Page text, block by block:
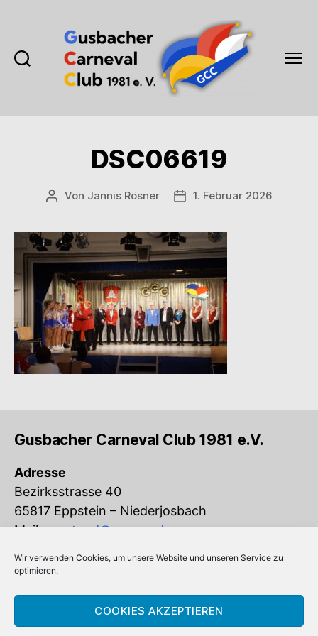
Wir verwenden Cookies, um unsere Website und unseren Service zu
optimieren.
COOKIES AKZEPTIEREN
1981
e.V.
DSC06619
Beitragsautor
Von Jannis Rösner Veröffentlichungsdatum
1. Februar 2026
Gusbacher Carneval Club 1981 e.V.
Adresse
Bezirksstrasse 40
65817 Eppstein – Niederjosbach
Mail:vorstand@gcc-ev.de
Eingetragen im Vereinsregister beim
Amtsgericht Königstein (VR 832)